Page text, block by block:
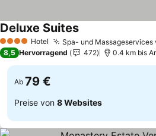
4 Sterne Hotel Spa- und Massageservices
Deluxe SuitesPreise sehen
8,5 Hervorragend 472 0.4 km bis
Ab 79 €
Preise von 8 Websites